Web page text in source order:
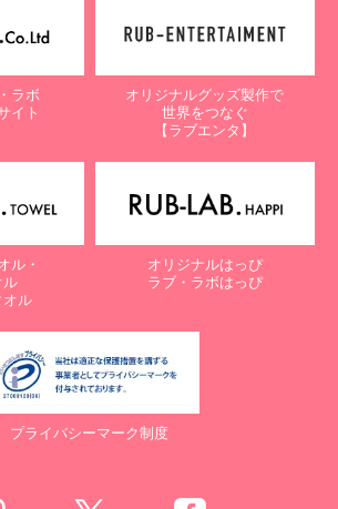
ラボ
イト
オリジナルグッズ製作で
世界をつなぐ
【ラブエンタ】
ル・
ル
オル
オリジナルはっぴ
ラブ・ラボはっぴ
プライバシーマーク制度